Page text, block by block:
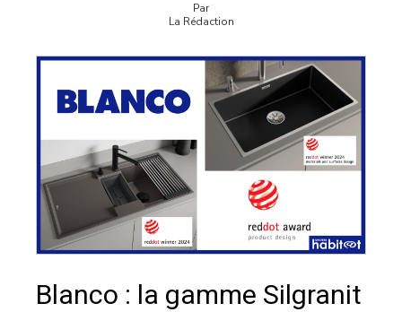
Par
La Rédaction
Blanco : la gamme Silgranit